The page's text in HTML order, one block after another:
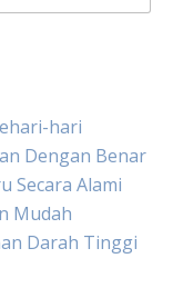
hari
Dengan Benar
Secara Alami
Mudah
Darah Tinggi